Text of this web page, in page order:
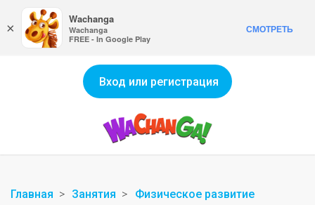
Вход или регистрация
Главная Занятия Физическое развитие
×
Wachanga
Wachanga
FREE - In Google Play
СМОТРЕТЬ